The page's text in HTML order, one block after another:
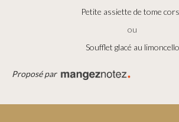
Petite assiette de tome
ou
Soufflet glacé au limoncello
Proposé par